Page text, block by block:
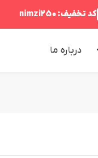
کد تخفیف:nimzi250
درباره‌ ما